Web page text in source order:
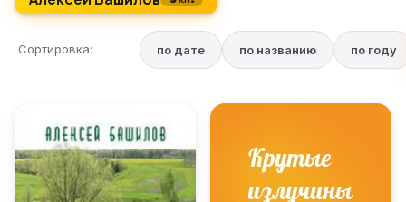
Сортировка: по дате по названию по году